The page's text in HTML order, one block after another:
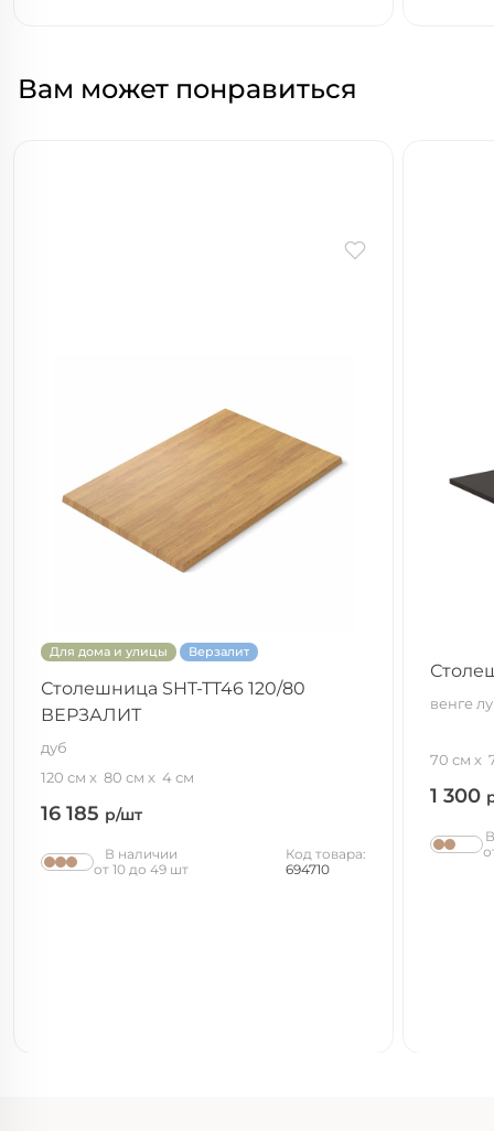
Вам может понравиться
Для дома и улицы Верзалит
Столешница SHT-TT46 120/80
ВЕРЗАЛИТ
дуб
120 см
80 см 4 см
16 185 р/шт
В наличии
от 10 до 49 шт
Код товара:
694710
венге
70 см
1 300